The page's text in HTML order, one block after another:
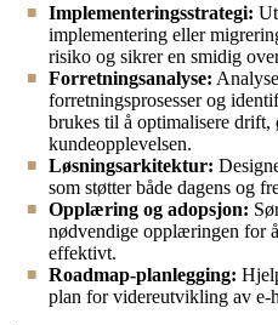
Implementeringsstrategi:
implementering eller
risiko og sikrer en smidig
Forretningsanalyse:
forretningsprosesser og
brukes til å optimalisere drift,
kundeopplevelsen.
Løsningsarkitektur:
som støtter både dagens og
Opplæring og adopsjon:
nødvendige opplæringen for
effektivt.
Roadmap-planlegging:
plan for videreutvikling av e-